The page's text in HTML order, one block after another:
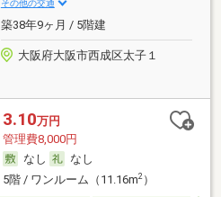
その他の交通
築38年9ヶ月 / 5階建
大阪府大阪市西成区太子１
3.10万円
管理費8,000円
なし
なし
5階 / ワンルーム（11.16m2）